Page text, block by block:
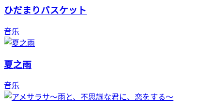
ひだまりバスケット
音乐
夏之雨
音乐